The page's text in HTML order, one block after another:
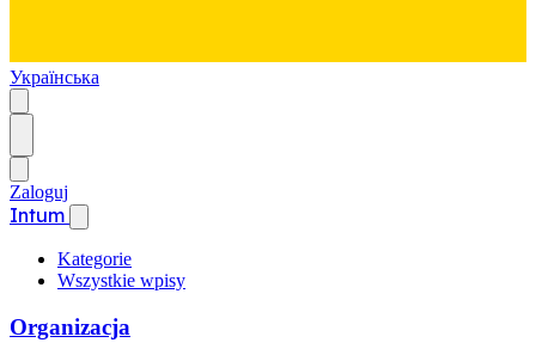
Українська
Zaloguj
Intum
Kategorie
Wszystkie wpisy
Organizacja